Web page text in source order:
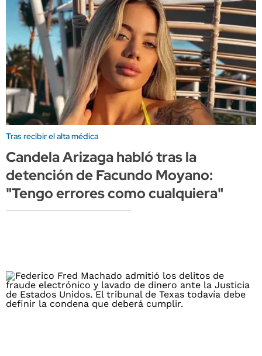
Tras recibir el alta médica
Candela Arizaga habló tras la
detención de Facundo Moyano:
"Tengo errores como cualquiera"